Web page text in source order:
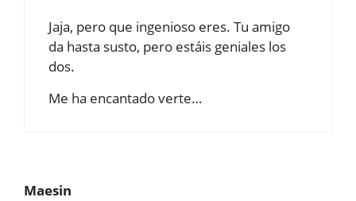
Jaja, pero que ingenioso eres. Tu amigo
da hasta susto, pero estáis geniales los
dos.
Me ha encantado verte…
Maesin